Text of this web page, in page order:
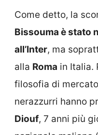
Come detto, la
Bissouma è stato
all’Inter, ma
alla Roma in Italia.
filosofia di
nerazzurri hanno
Diouf, 7 anni più